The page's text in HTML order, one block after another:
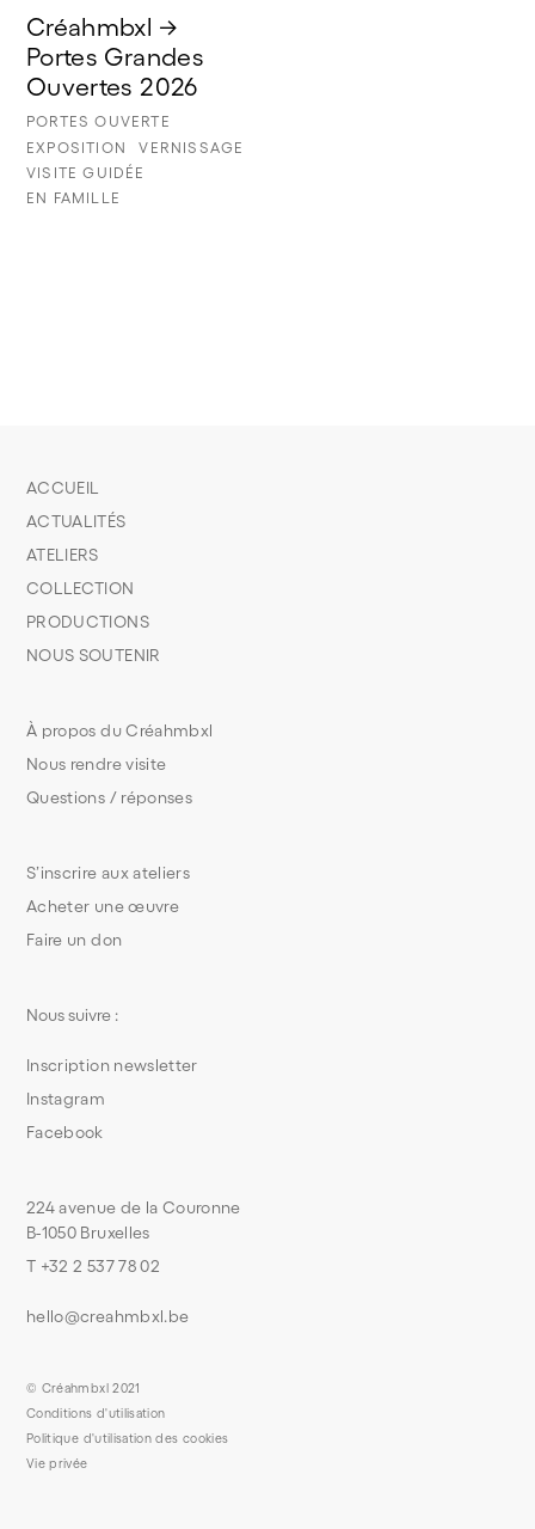
Créahmbxl →
Portes Grandes
Ouvertes 2026
PORTES OUVERTE
EXPOSITION
VERNISSAGE
VISITE GUIDÉE
EN FAMILLE
S’inscrire aux ateliers
Acheter une œuvre
Faire un don
À propos du Créahmbxl
Nous rendre visite
Questions / réponses
ACCUEIL
ACTUALITÉS
ATELIERS
COLLECTION
PRODUCTIONS
NOUS SOUTENIR
224 avenue de la Couronne
B-1050 Bruxelles
T +32 2 537 78 02
hello@creahmbxl.be
Nous suivre :
Inscription newsletter
Instagram
Facebook
© Créahmbxl 2021
Conditions d'utilisation
Politique d'utilisation des cookies
Vie privée